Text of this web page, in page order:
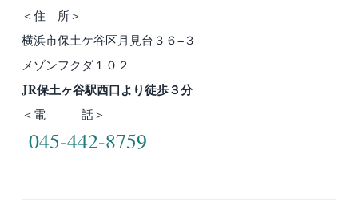
＜住 所＞
横浜市保土ケ谷区月見台３６−３
メゾンフクダ１０２
JR保土ヶ谷駅西口より徒歩３分
＜電 話＞
045-442-8759